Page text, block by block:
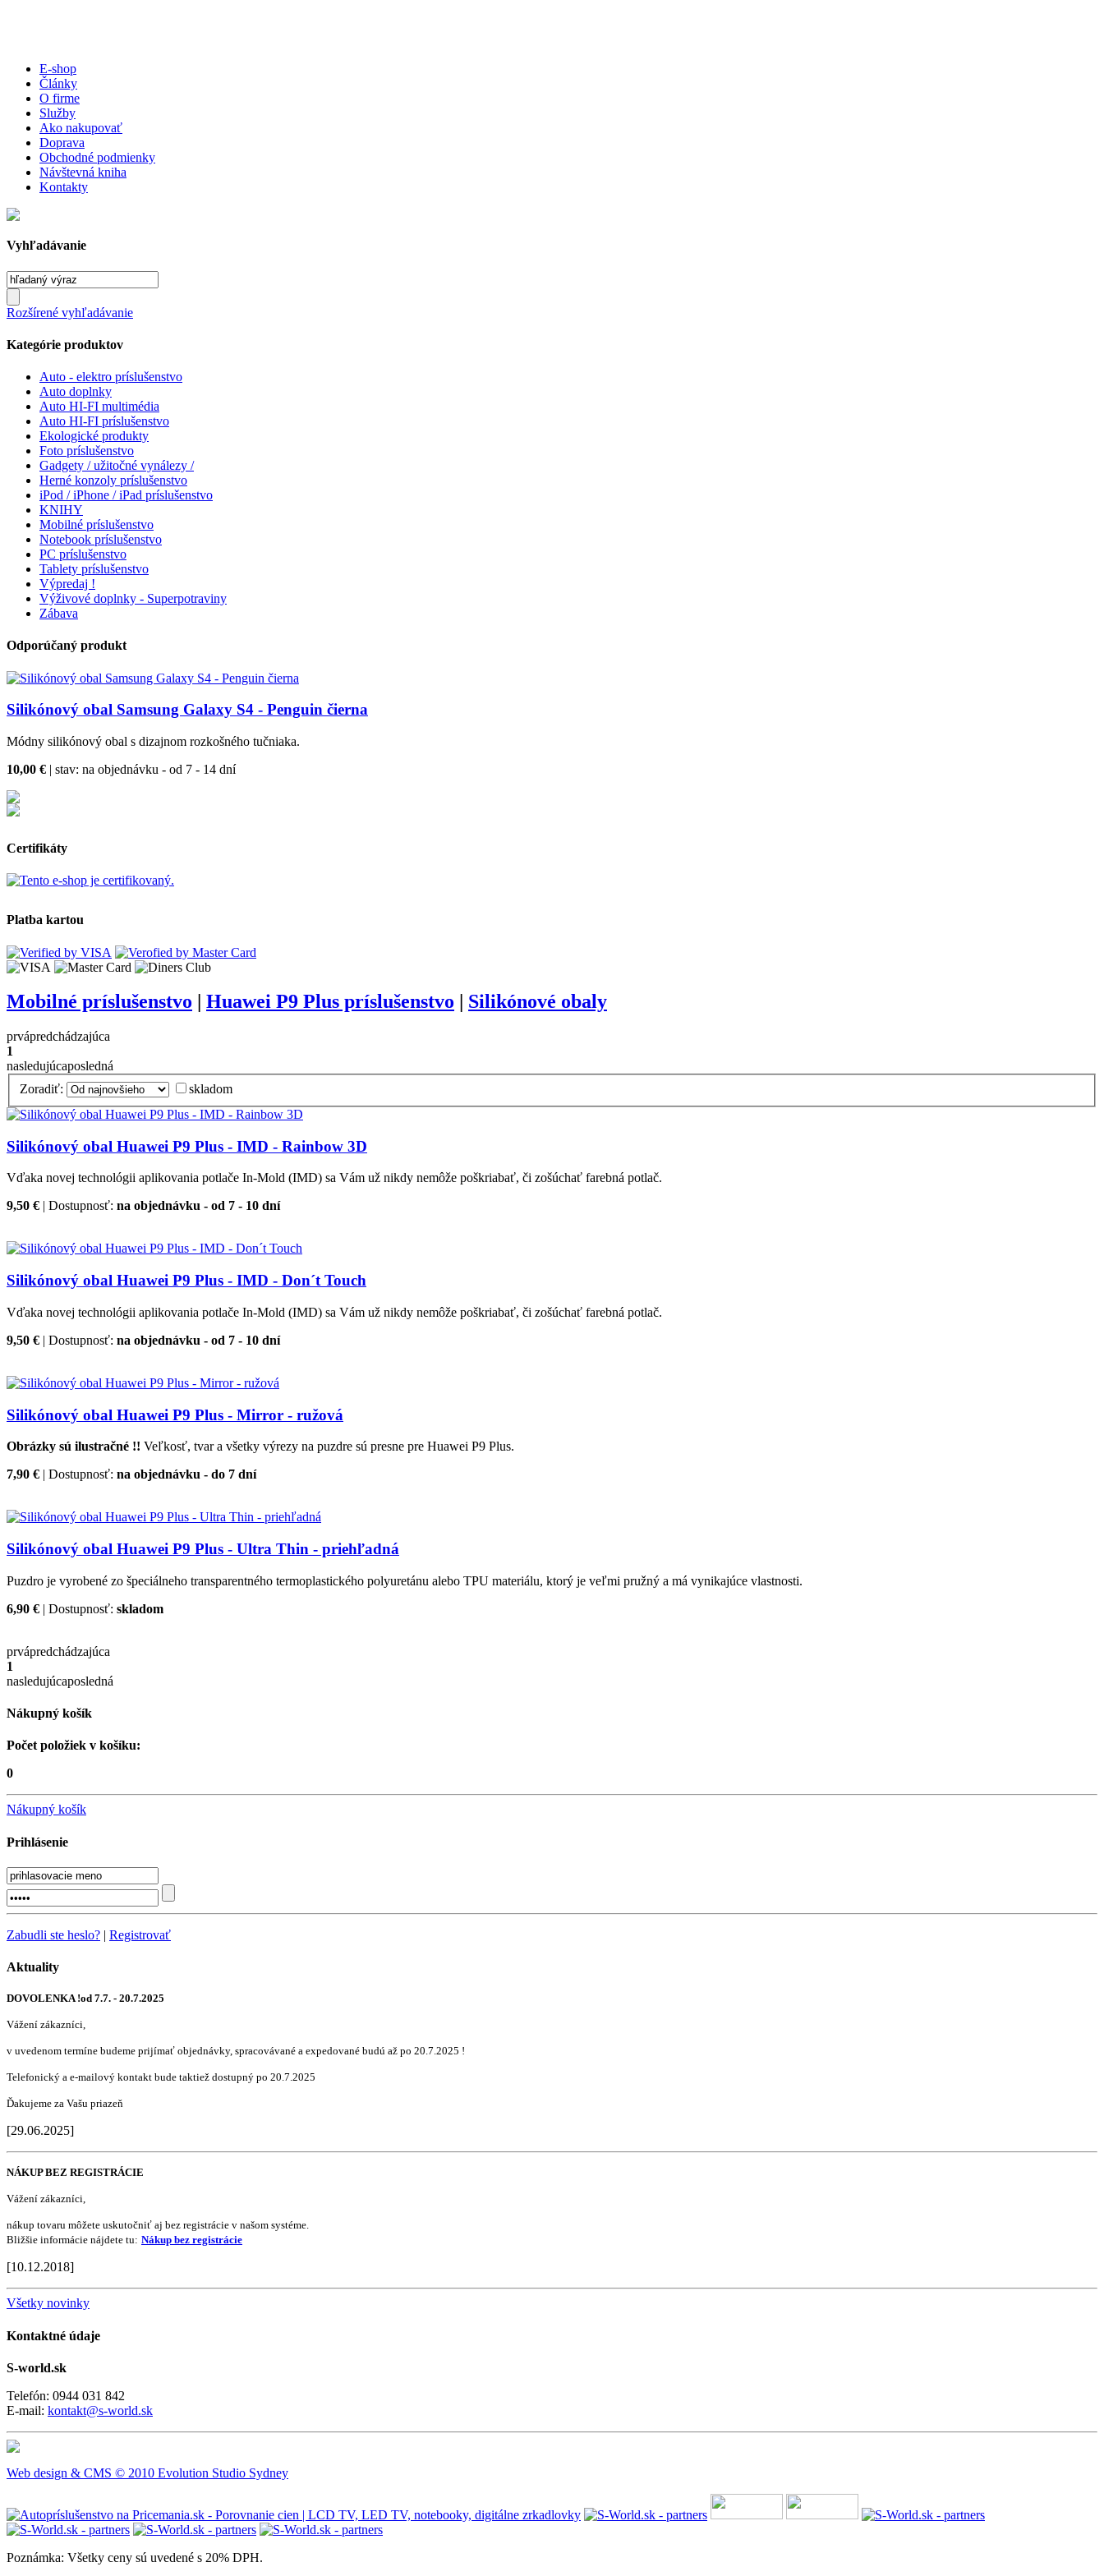
E-shop
Články
O firme
Služby
Ako nakupovať
Doprava
Obchodné podmienky
Návštevná kniha
Kontakty
Vyhľadávanie
Rozšírené vyhľadávanie
Kategórie produktov
Auto - elektro príslušenstvo
Auto doplnky
Auto HI-FI multimédia
Auto HI-FI príslušenstvo
Ekologické produkty
Foto príslušenstvo
Gadgety / užitočné vynálezy /
Herné konzoly príslušenstvo
iPod / iPhone / iPad príslušenstvo
KNIHY
Mobilné príslušenstvo
Notebook príslušenstvo
PC príslušenstvo
Tablety príslušenstvo
Výpredaj !
Výživové doplnky - Superpotraviny
Zábava
Odporúčaný produkt
Silikónový obal Samsung Galaxy S4 - Penguin čierna
Módny silikónový obal s dizajnom rozkošného tučniaka.
10,00 € | stav: na objednávku - od 7 - 14 dní
Certifikáty
Platba kartou
Mobilné príslušenstvo Huawei P9 Plus príslušenstvo Silikónové obaly
prvápredchádzajúca
1
nasledujúcaposledná
Zoradiť:
skladom
Silikónový obal Huawei P9 Plus - IMD - Rainbow 3D
Vďaka novej technológii aplikovania potlače In-Mold (IMD) sa Vám už nikdy nemôže poškriabať, či zošúchať farebná potlač.
9,50 € | Dostupnosť: na objednávku - od 7 - 10 dní
Silikónový obal Huawei P9 Plus - IMD - Don´t Touch
Vďaka novej technológii aplikovania potlače In-Mold (IMD) sa Vám už nikdy nemôže poškriabať, či zošúchať farebná potlač.
9,50 € | Dostupnosť: na objednávku - od 7 - 10 dní
Silikónový obal Huawei P9 Plus - Mirror - ružová
Obrázky sú ilustračné !! Veľkosť, tvar a všetky výrezy na puzdre sú presne pre Huawei P9 Plus.
7,90 € | Dostupnosť: na objednávku - do 7 dní
Silikónový obal Huawei P9 Plus - Ultra Thin - priehľadná
Puzdro je vyrobené zo špeciálneho transparentného termoplastického polyuretánu alebo TPU materiálu, ktorý je veľmi pružný a má vynikajúce vlastnosti.
6,90 € | Dostupnosť: skladom
prvápredchádzajúca
1
nasledujúcaposledná
Nákupný košík
Počet položiek v košíku:
0
Nákupný košík
Prihlásenie
Zabudli ste heslo? | Registrovať
Aktuality
DOVOLENKA !od 7.7. - 20.7.2025
Vážení zákazníci,
v uvedenom termíne budeme prijímať objednávky, spracovávané a expedované budú až po 20.7.2025 !
Telefonický a e-mailový kontakt bude taktiež dostupný po 20.7.2025
Ďakujeme za Vašu priazeň
[29.06.2025]
NÁKUP BEZ REGISTRÁCIE
Vážení zákazníci,
nákup tovaru môžete uskutočniť aj bez registrácie v našom systéme.
Bližšie informácie nájdete tu: Nákup bez registrácie
[10.12.2018]
Všetky novinky
Kontaktné údaje
S-world.sk
Telefón: 0944 031 842
E-mail: kontakt@s-world.sk
Web design & CMS © 2010 Evolution Studio Sydney
Poznámka: Všetky ceny sú uvedené s 20% DPH.